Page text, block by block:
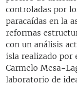
controladas por
paracaídas en la
reformas
con un análisis
isla realizado por
Carmelo Mesa-
laboratorio de